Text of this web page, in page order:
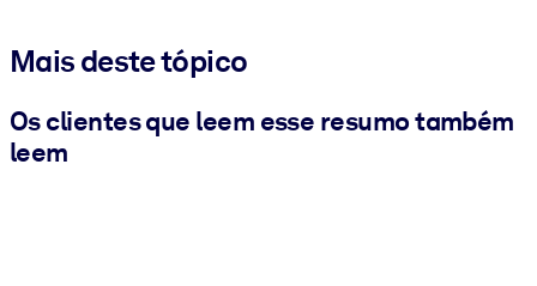
Mais deste tópico
Os clientes que leem esse resumo também
leem